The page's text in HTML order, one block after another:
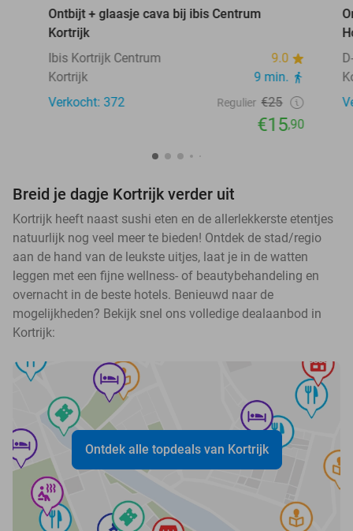
Ontbijt + glaasje cava bij ibis Centrum
Kortrijk
Ibis Kortrijk Centrum
9.0
Kortrijk
9 min.
Verkocht: 372
Regulier €25
€15,90
Breid je dagje Kortrijk verder uit
Kortrijk heeft naast sushi eten en de allerlekkerste etentjes
natuurlijk nog veel meer te bieden! Ontdek de stad/regio
aan de hand van de leukste uitjes, laat je in de watten
leggen met een fijne wellness- of beautybehandeling en
overnacht in de beste hotels. Benieuwd naar de
mogelijkheden? Bekijk snel ons volledige dealaanbod in
Kortrijk:
Ontdek alle topdeals van Kortrijk